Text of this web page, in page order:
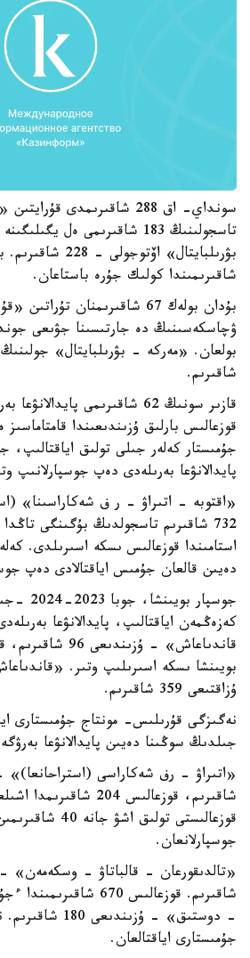
سونداي- اق 288 شاقىرىمدى
تاسجولىنىڭ 183 شاقىرىمى ەل
شاقىرىمىندا كولىك جۇرە باستاعان.
بۇدان بولەك 67 شاقىرىمنان
ۋچاسكەسىنىڭ دە جارتىسىنا جۋىعى
شاقىرىم.
قازىر سونىڭ 62 شاقىرىمى
قوزعالىس بارلىق ۇزىندىعىندا
جۇمىستار كەلەر جىلى تولىق اياقتالىپ،
پايدالانۋعا بەرىلەدى دەپ جوسپارلانىپ
«اقتوبە - اتىراۋ – ر ف شەكاراسىنا»
استامىندا قوزعالىس ىسكە اسىرىلدى.
دەيىن قالعان جۇمىس اياقتالادى دەپ
جوسپار
كەزەڭمەن اياقتالىپ، پايدالانۋعا
بويىنشا ىسكە اسىرىلىپ وتىر.
ۇزاقتىعى 359 شاقىرىم.
نەگىزگى قۇرىلىس- مونتاج جۇمىستارى
جىلدىڭ سوڭىنا دەيىن پايدالانۋعا
شاقىرىم، قوزعالىس 204
قوزعالىستى تولىق
جوسپارلانعان.
شاقىرىم. قوزعالىس 670
- دوستىق» -
جۇمىستارى اياقتالعان.